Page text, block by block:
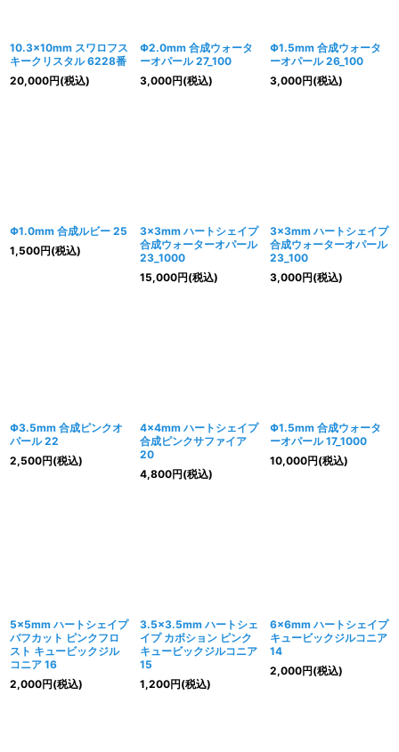
10.3×10mm スワロフス
キークリスタル 6228番
20,000円(税込)
Φ2.0mm 合成ウォータ
ーオパール 27_100
3,000円(税込)
Φ1.5mm 合成ウォータ
ーオパール 26_100
3,000円(税込)
Φ1.0mm 合成ルビー 25
1,500円(税込)
3×3mm ハートシェイプ
合成ウォーターオパール
23_1000
15,000円(税込)
3×3mm ハートシェイプ
合成ウォーターオパール
23_100
3,000円(税込)
Φ3.5mm 合成ピンクオ
パール 22
2,500円(税込)
4×4mm ハートシェイプ
合成ピンクサファイア
20
4,800円(税込)
Φ1.5mm 合成ウォータ
ーオパール 17_1000
10,000円(税込)
5×5mm ハートシェイプ
バフカット ピンクフロ
スト キュービックジル
コニア 16
2,000円(税込)
3.5×3.5mm ハートシェ
イプ カボション ピンク
キュービックジルコニア
15
1,200円(税込)
6×6mm ハートシェイプ
キュービックジルコニア
14
2,000円(税込)